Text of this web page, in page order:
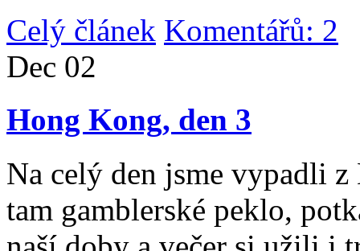
Celý článek Komentářů: 2
Dec 02
Hong Kong, den 3
Na celý den jsme vypadli
tam gamblerské peklo,